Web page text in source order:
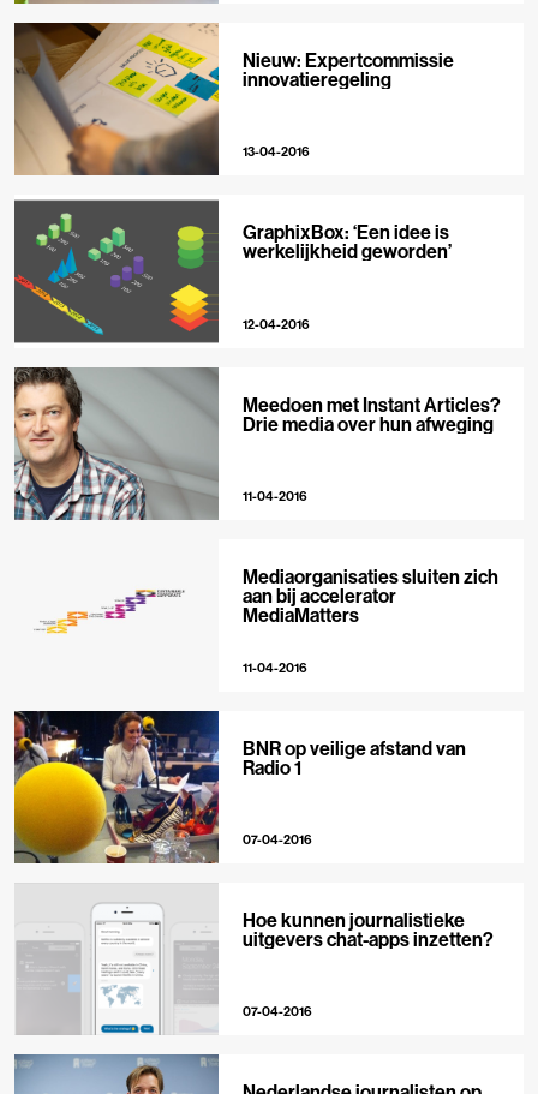
Nieuw: Expertcommissie
innovatieregeling
13-04-2016
GraphixBox: ‘Een idee is
werkelijkheid geworden’
12-04-2016
Meedoen met Instant Articles?
Drie media over hun afweging
11-04-2016
Mediaorganisaties sluiten zich
aan bij accelerator
MediaMatters
11-04-2016
BNR op veilige afstand van
Radio 1
07-04-2016
Hoe kunnen journalistieke
uitgevers chat-apps inzetten?
07-04-2016